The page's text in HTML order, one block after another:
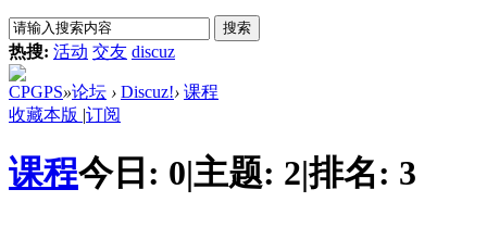
搜索
热搜: 活动 交友 discuz
CPGPS»论坛 › Discuz!› 课程
收藏本版 |订阅
课程今日: 0|主题: 2|排名: 3